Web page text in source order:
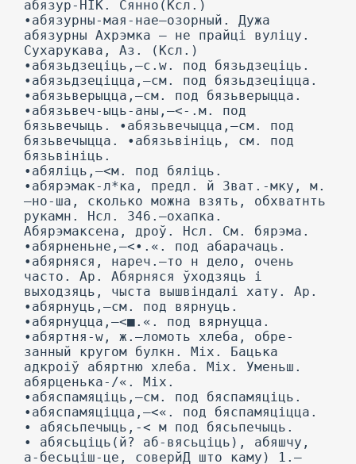
абязур-НІК. Сянно(Ксл.)
•абязурны-мая-нае—озорный. Дужа
абязурны Ахрэмка — не прайці вуліцу.
Сухарукава, Аз. (Ксл.)
•абязьдзеціць,—c.w. под бязьдзеціць.
•абязьдзеціцца,—см. под бязьдзеціцца.
•абязьверыцца,—см. под бязьверыцца.
•абязьвеч-ыць-аны,—<-.м. под
бязьвечыць. •абязьвечыцца,—см. под
бязьвечыцца. •абязьвініць, см. под
бязьвініць.
•абяліць,—<м. под бяліць.
•абярэмак-л*ка, предл. й Зват.-мку, м.
—но-ша, сколько можна взять, обхватнть
рукамн. Нсл. 346.—охапка.
Абярэмаксена, дроў. Нсл. См. бярэма.
•абярненьне,—<•.«. под абарачаць.
•абярняся, нареч.—то н дело, очень
часто. Ар. Абярняся ўходзяць і
выходзяць, чыста вышвіндалі хату. Ар.
•абярнуць,—см. под вярнуць.
•абярнуцца,—<■.«. под вярнуцца.
•абяртня-w, ж.—ломоть хлеба, обре-
занный кругом булкн. Mix. Бацька
адкроіў абяртню хлеба. Mix. Уменьш.
абярценька-/«. Mix.
•абяспамяціць,—см. под бяспамяціць.
•абяспамяціцца,—<«. под бяспамяціцца.
• абясьпечыць,-< м под бясьпечыць.
• абясьціць(й? аб-вясьціць), абяшчу,
а-бесьціш-це, соверйД што каму) 1.—